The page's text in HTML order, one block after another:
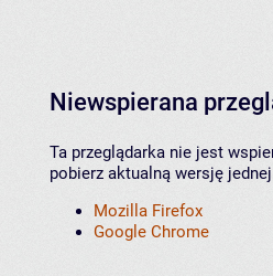
Niewspierana
Ta przeglądarka nie jest
pobierz aktualną wersję
Mozilla Firefox
Google Chrome